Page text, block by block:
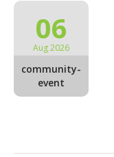
06
Aug 2026
community-
event